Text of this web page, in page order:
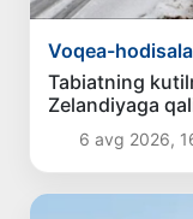
Voqea-
Tabiatning
Zelandiyaga
6 avg 2026,